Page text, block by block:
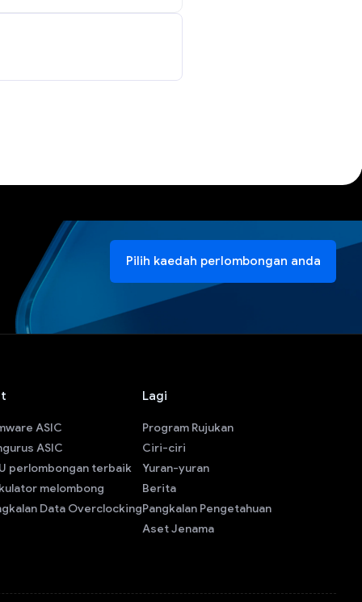
Pilih kaedah perlombongan anda
ASIC
ASIC
perlombongan terbaik
melombong
Data Overclocking
Lagi
Program Rujukan
Ciri-ciri
Yuran-yuran
Berita
Pangkalan Pengetahuan
Aset Jenama